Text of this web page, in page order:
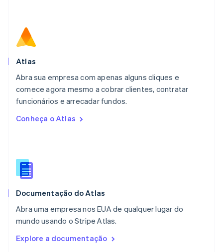
Atlas
Abra sua empresa com apenas alguns cliques e
comece agora mesmo a cobrar clientes, contratar
funcionários e arrecadar fundos.
Conheça o Atlas
Documentação do Atlas
Abra uma empresa nos EUA de qualquer lugar do
mundo usando o Stripe Atlas.
Explore a documentação
English
México
Español
English
Nova Zelândia
English
NederlandsEnglish
Português
RAE de Hong Kong, China
Reino Unido
República Tcheca
English
English